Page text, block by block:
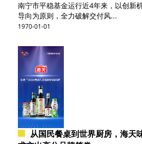
南宁市平稳基金运行近4年来，以创新
导向为原则，全力破解交付风...
1970-01-01
从国民餐桌到世界厨房，海天